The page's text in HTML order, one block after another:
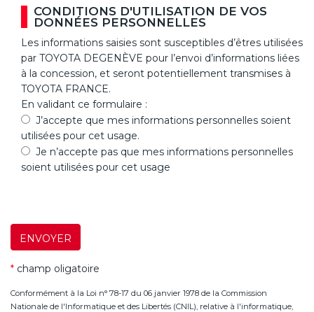
CONDITIONS D'UTILISATION DE VOS
DONNÉES PERSONNELLES
Les informations saisies sont susceptibles d’êtres utilisées
par TOYOTA DEGENÈVE pour l’envoi d’informations liées
à la concession, et seront potentiellement transmises à
TOYOTA FRANCE.
En validant ce formulaire :
J’accepte que mes informations personnelles soient
utilisées pour cet usage.
Je n’accepte pas que mes informations personnelles
soient utilisées pour cet usage
ENVOYER
* champ oligatoire
Conformément à la Loi n° 78-17 du 06 janvier 1978 de la Commission
Nationale de l'Informatique et des Libertés (CNIL), relative à l'informatique,